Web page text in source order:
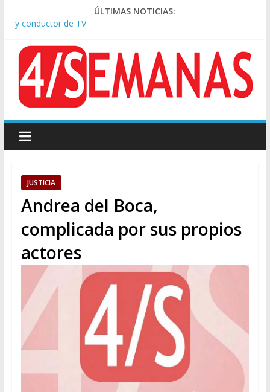
ÚLTIMAS NOTICIAS:
Tras la aprobación de la ley de propiedad privada, Bullrich
Causa AFA: el juez Amarante calificó de “ficción judicial” el
traslado del expediente a Campana
A pocas cuadras de La Bombonera chocaron un tren y un
colectivo: siete heridos
Día de San Cayetano: masiva marcha a Plaza de Mayo de
sindicatos y organizaciones sociales
Pesar por la muerte de Leandro Rud, histórico representante
y conductor de TV
JUSTICIA
Andrea del Boca,
complicada por sus propios
actores